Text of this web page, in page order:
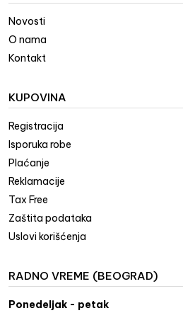
Novosti
O nama
Kontakt
KUPOVINA
Registracija
Isporuka robe
Plaćanje
Reklamacije
Tax Free
Zaštita podataka
Uslovi korišćenja
RADNO VREME (BEOGRAD)
Ponedeljak - petak